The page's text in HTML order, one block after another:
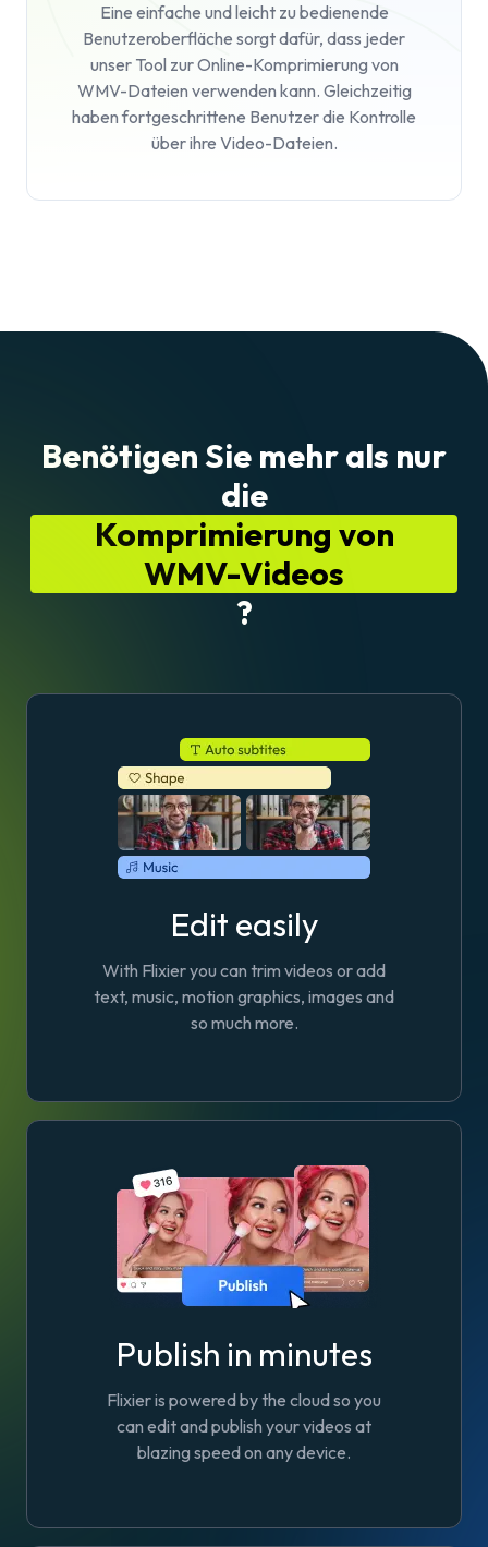
Eine einfache und leicht zu bedienende
Benutzeroberfläche sorgt dafür, dass jeder
unser Tool zur Online-Komprimierung von
WMV-Dateien verwenden kann. Gleichzeitig
haben fortgeschrittene Benutzer die Kontrolle
über ihre Video-Dateien.
Benötigen Sie mehr als nur
die
Komprimierung von
WMV-Videos
?
Edit easily
With Flixier you can trim videos or add
text, music, motion graphics, images and
so much more.
Publish in minutes
Flixier is powered by the cloud so you
can edit and publish your videos at
blazing speed on any device.